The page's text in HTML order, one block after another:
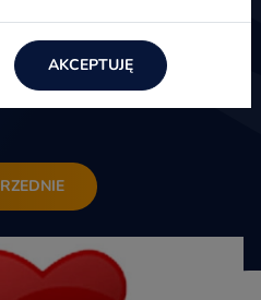
AKCEPTUJĘ